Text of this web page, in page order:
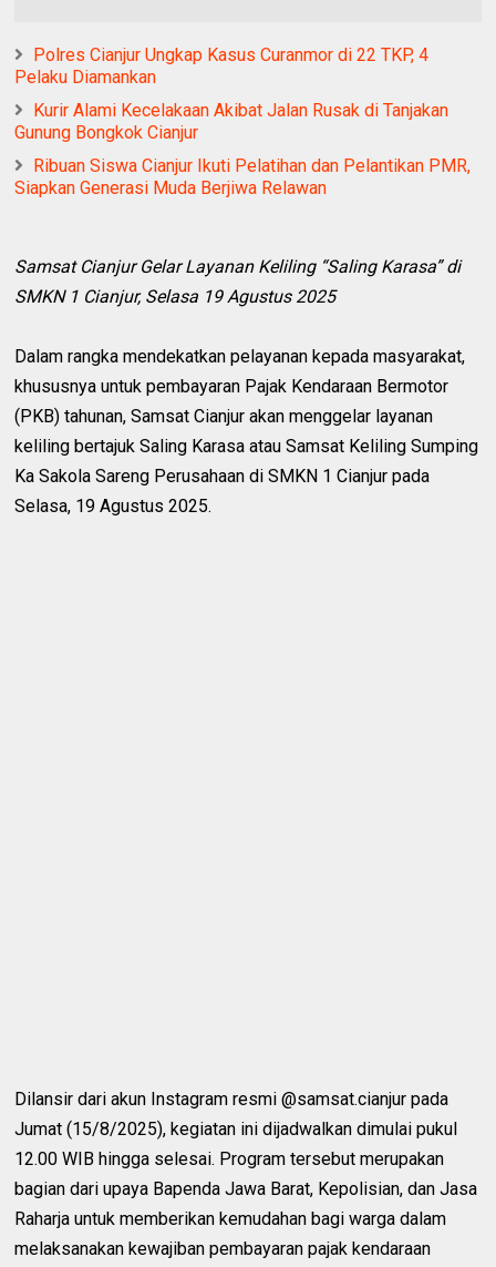
Polres Cianjur Ungkap Kasus Curanmor di 22 TKP, 4
Pelaku Diamankan
Kurir Alami Kecelakaan Akibat Jalan Rusak di Tanjakan
Gunung Bongkok Cianjur
Ribuan Siswa Cianjur Ikuti Pelatihan dan Pelantikan PMR,
Siapkan Generasi Muda Berjiwa Relawan
Samsat Cianjur Gelar Layanan Keliling “Saling Karasa” di
SMKN 1 Cianjur, Selasa 19 Agustus 2025
Dalam rangka mendekatkan pelayanan kepada masyarakat,
khususnya untuk pembayaran Pajak Kendaraan Bermotor
(PKB) tahunan, Samsat Cianjur akan menggelar layanan
keliling bertajuk Saling Karasa atau Samsat Keliling Sumping
Ka Sakola Sareng Perusahaan di SMKN 1 Cianjur pada
Selasa, 19 Agustus 2025.
Dilansir dari akun Instagram resmi @samsat.cianjur pada
Jumat (15/8/2025), kegiatan ini dijadwalkan dimulai pukul
12.00 WIB hingga selesai. Program tersebut merupakan
bagian dari upaya Bapenda Jawa Barat, Kepolisian, dan Jasa
Raharja untuk memberikan kemudahan bagi warga dalam
melaksanakan kewajiban pembayaran pajak kendaraan